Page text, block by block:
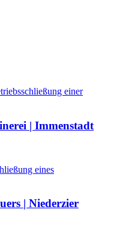
| Immenstadt
| Niederzier